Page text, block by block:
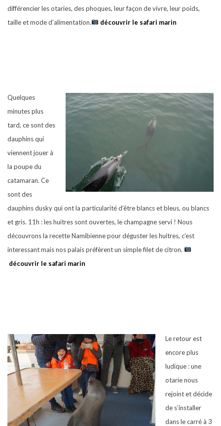
différencier les otaries, des phoques, leur façon de vivre, leur poids,
taille et mode d’alimentation.
découvrir le safari marin
Quelques
minutes plus
tard, ce sont des
dauphins qui
viennent jouer à
la poupe du
catamaran. Ce
sont des
dauphins dusky qui ont la particularité d’être blancs et bleus, ou blancs
et gris. 11h : les huitres sont ouvertes, le champagne servi ! Nous
découvrons la recette Namibienne pour déguster les huitres, c’est
interessant mais nos palais préfèrent un simple filet de citron.
découvrir le safari marin
Le retour est
encore plus
ludique : une
otarie nous
rejoint et décide
de s’installer
dans le carré à 3